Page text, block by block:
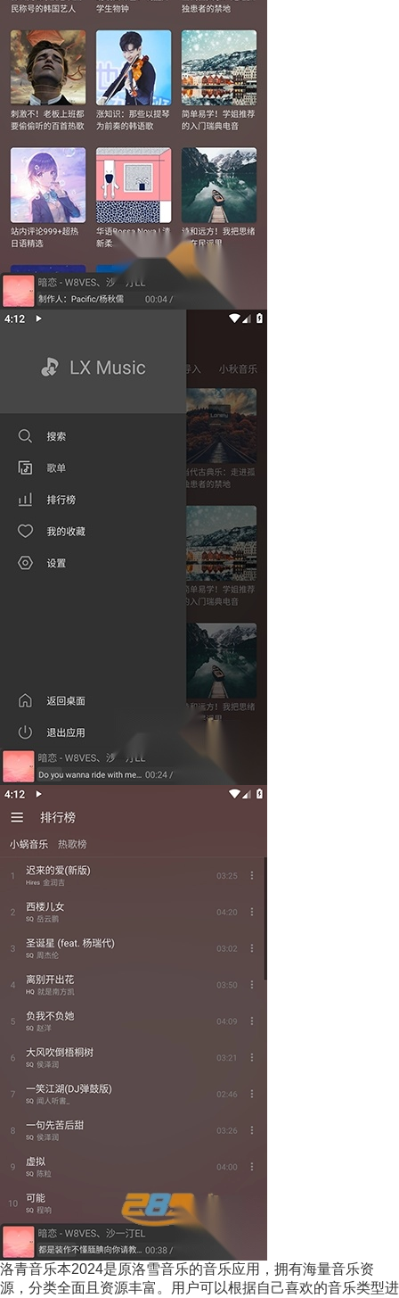
洛青音乐本2024是原洛雪音乐的音乐应用，拥有海量音乐资
源，分类全面且资源丰富。用户可以根据自己喜欢的音乐类型进